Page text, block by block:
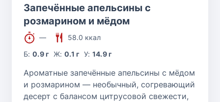
Запечённые апельсины с
розмарином и мёдом
—
58.0 ккал
Б:0.9 г Ж: 0.1 г У: 14.9 г
Ароматные запечённые апельсины с мёдом
и розмарином — необычный, согревающий
десерт с балансом цитрусовой свежести,